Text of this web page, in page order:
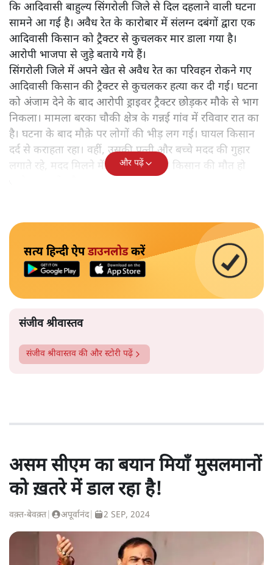
कि आदिवासी बाहुल्य सिंगरोली जिले से दिल दहलाने वाली घटना
सामने आ गई है। अवैध रेत के कारोबार में संलग्न दबंगों द्वारा एक
आदिवासी किसान को ट्रैक्टर से कुचलकर मार डाला गया है।
आरोपी भाजपा से जुड़े बताये गये हैं।
सिंगरोली जिले में अपने खेत से अवैध रेत का परिवहन रोकने गए
आदिवासी किसान की ट्रैक्टर से कुचलकर हत्या कर दी गई। घटना
को अंजाम देने के बाद आरोपी ड्राइवर ट्रैक्टर छोड़कर मौके से भाग
निकला। मामला बरका चौकी क्षेत्र के गन्नई गांव में रविवार रात का
है। घटना के बाद मौक़े पर लोगों की भीड़ लग गई। घायल किसान
दर्द से कराहता रहा। वहीं, उसकी पत्नी और बच्चे मदद की गुहार
लगाते रहे, मदद मिलने में हुई देर के कारण किसान की मौत हो
जाने का आरोप है।
और पढ़ें
सत्य हिन्दी ऐपडाउनलोडकरें
संजीव श्रीवास्तव
संजीव श्रीवास्तव की और स्टोरी पढ़ें
असम सीएम का बयान मियाँ मुसलमानों
को ख़तरे में डाल रहा है!
वक़्त-बेवक़्त अपूर्वानंद| 2 SEP, 2024